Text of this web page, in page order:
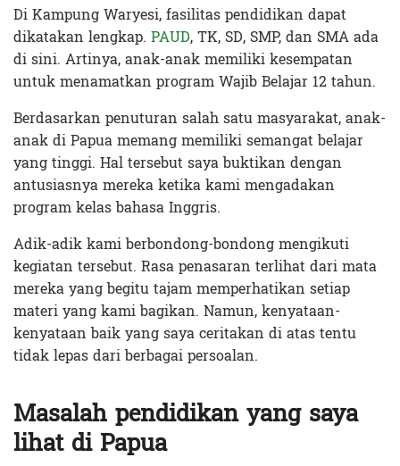
Di Kampung Waryesi, fasilitas pendidikan dapat
dikatakan lengkap. PAUD, TK, SD, SMP, dan SMA ada
di sini. Artinya, anak-anak memiliki kesempatan
untuk menamatkan program Wajib Belajar 12 tahun.
Berdasarkan penuturan salah satu masyarakat, anak-
anak di Papua memang memiliki semangat belajar
yang tinggi. Hal tersebut saya buktikan dengan
antusiasnya mereka ketika kami mengadakan
program kelas bahasa Inggris.
Adik-adik kami berbondong-bondong mengikuti
kegiatan tersebut. Rasa penasaran terlihat dari mata
mereka yang begitu tajam memperhatikan setiap
materi yang kami bagikan. Namun, kenyataan-
kenyataan baik yang saya ceritakan di atas tentu
tidak lepas dari berbagai persoalan.
Masalah pendidikan yang saya
lihat di Papua